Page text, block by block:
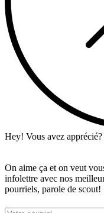
Hey! Vous avez apprécié?
On aime ça et on veut
infolettre avec nos
pourriels, parole de scout!